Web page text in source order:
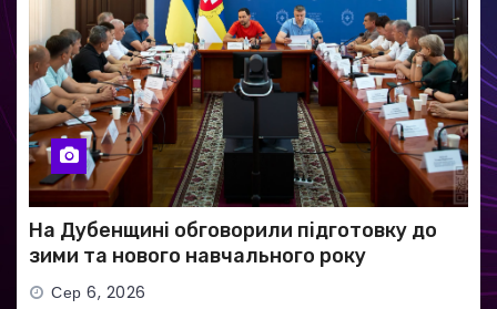
На Дубенщині обговорили підготовку до
зими та нового навчального року
Сер 6, 2026